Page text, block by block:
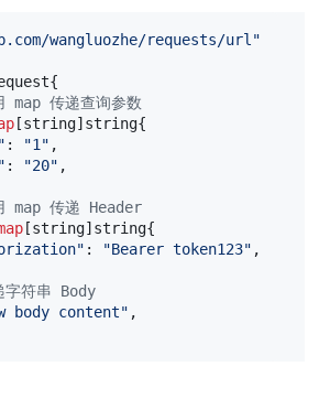
wangluozhe/requests/url"
{
传递查询参数
[string] string{
: "1" ,
: "20" ,
map 传递 Header
[string] string{
: "Bearer token123" ,
符串 Body
body content" ,